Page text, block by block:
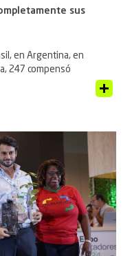
sus
en Argentina, en
247 compensó